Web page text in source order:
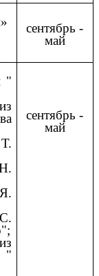
сентябрь -
май
"
"
сентябрь -
май